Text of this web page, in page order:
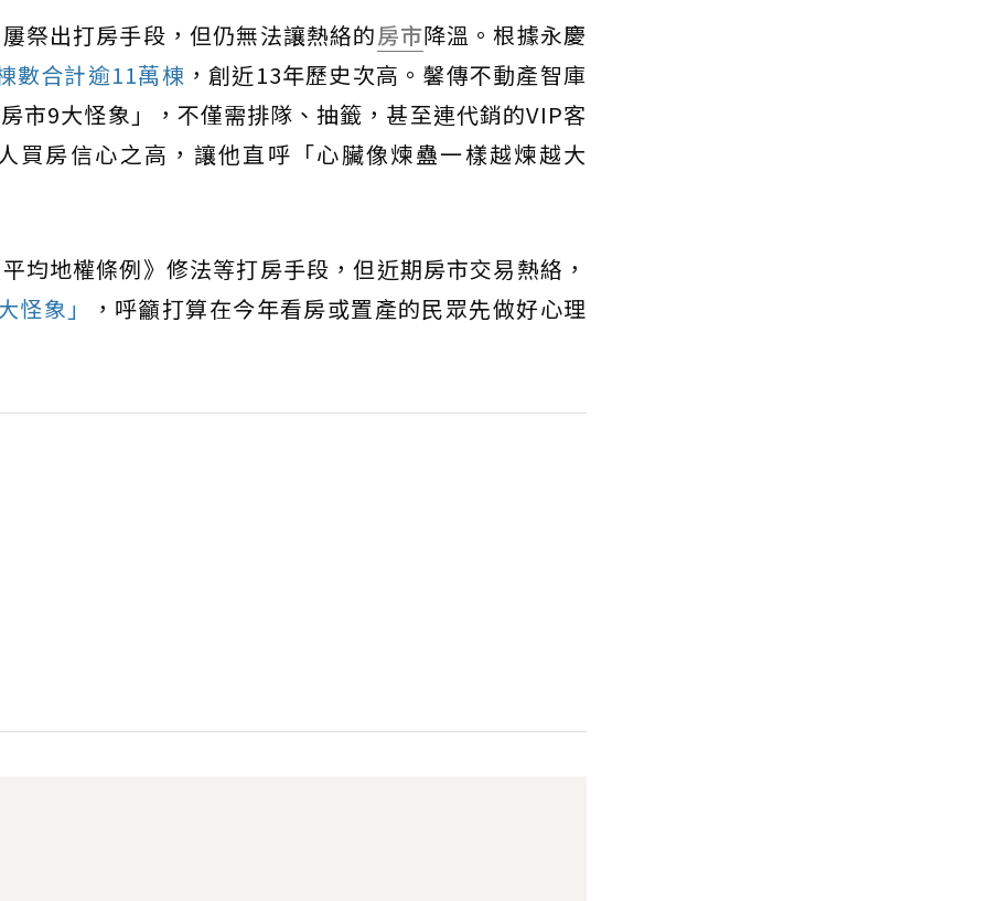
祭出打房手段，但仍無法讓熱絡的房市降溫。根據永慶
數合計逾11萬棟 ，創近13年歷史次高。馨傳不動產智庫
市9大怪象」，不僅需排隊、抽籤，甚至連代銷的VIP客
買房信心之高，讓他直呼「心臟像煉蠱一樣越煉越大
均地權條例》修法等打房手段，但近期房市交易熱絡，
怪象」
，呼籲打算在今年看房或置產的民眾先做好心理